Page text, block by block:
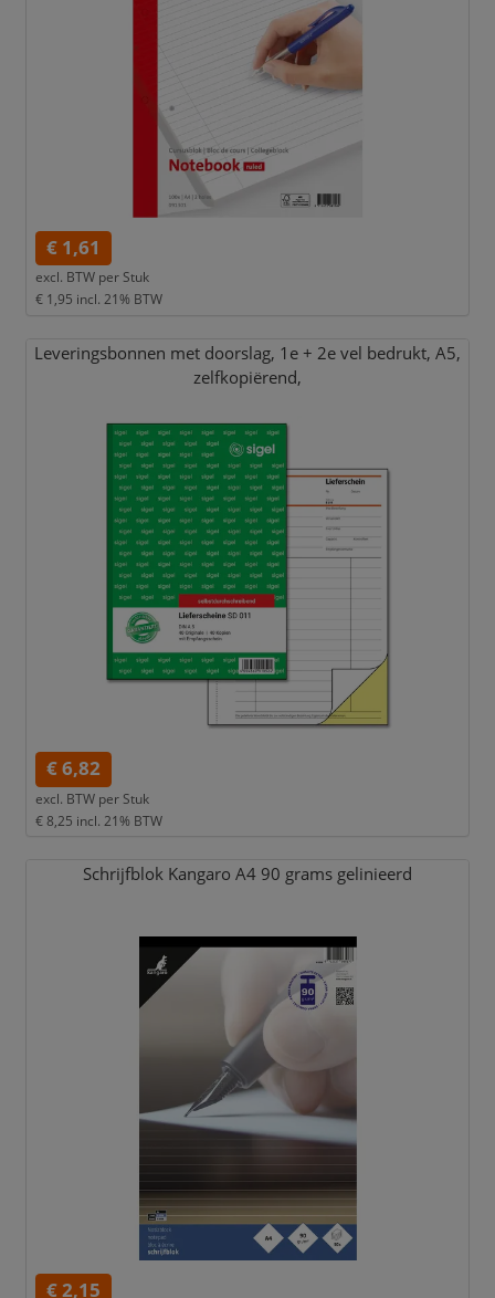
€ 1,61
excl. BTW per Stuk
€ 1,95 incl. 21% BTW
Leveringsbonnen met doorslag, 1e + 2e vel bedrukt, A5,
zelfkopiërend,
€ 6,82
excl. BTW per Stuk
€ 8,25 incl. 21% BTW
Schrijfblok Kangaro A4 90 grams gelinieerd
€ 2,15